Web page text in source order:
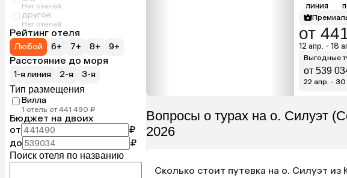
Нет отелей
другое
Нет отелей
Рейтинг отеля
Любой 6+ 7+ 8+ 9+
Расстояние до моря
1-я линия 2-я
3-я
Тип размещения
Вилла
1 отель от 441 490 ₽
Бюджет на двоих
от
₽
до
₽
Поиск отеля по названию
линия
от
12 апр. - 18
Выгодные
от 539
22 апр. - 30
Вопросы о турах на о. Силуэт
2026
Сколько стоит путевка на о. Силуэт из